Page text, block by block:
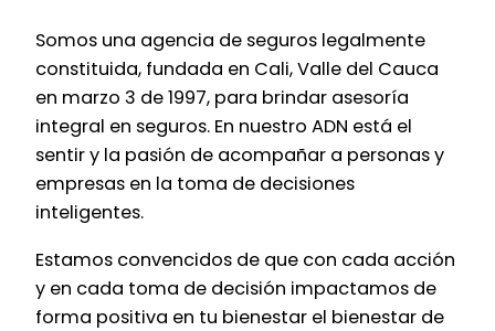
Somos una agencia de seguros legalmente
constituida, fundada en Cali, Valle del Cauca
en marzo 3 de 1997, para brindar asesoría
integral en seguros. En nuestro ADN está el
sentir y la pasión de acompañar a personas y
empresas en la toma de decisiones
inteligentes.
Estamos convencidos de que con cada acción
y en cada toma de decisión impactamos de
forma positiva en tu bienestar el bienestar de